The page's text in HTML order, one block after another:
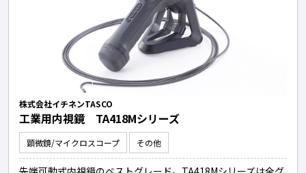
株式会社イチネンTASCO
工業用内視鏡 TA418Mシリーズ
顕微鏡/マイクロスコープ その他